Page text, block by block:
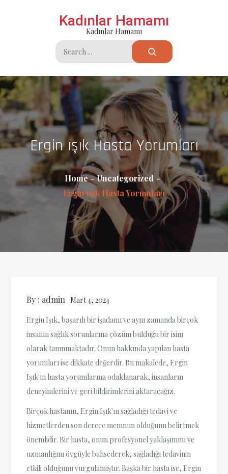
Kadınlar Hamamı
Kadınlar Hamamı
Search
for:
Ergin ışık Hasta Yorumları
Home
Uncategorized
Ergin ışık Hasta Yorumları
By : admin Mart 4, 2024
Ergin Işık, başarılı bir işadamı ve aynı zamanda birçok
insanın sağlık sorunlarına çözüm bulduğu bir isim
olarak tanınmaktadır. Onun hakkında yapılan hasta
yorumları ise dikkate değerdir. Bu makalede, Ergin
Işık'ın hasta yorumlarına odaklanarak, insanların
deneyimlerini ve geri bildirimlerini aktaracağız.
Birçok hastanın, Ergin Işık'ın sağladığı tedavi ve
hizmetlerden son derece memnun olduğunu belirtmek
önemlidir. Bir hasta, onun profesyonel yaklaşımını ve
uzmanlığını övgüyle bahsederek, sağladığı tedavinin
etkili olduğunu vurgulamıştır. Başka bir hasta ise, Ergin